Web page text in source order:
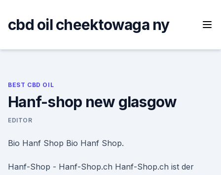
content
cbd oil cheektowaga ny
BEST CBD OIL
Hanf-shop new glasgow
EDITOR
Bio Hanf Shop Bio Hanf Shop.
Hanf-Shop - Hanf-Shop.ch Hanf-Shop.ch ist der